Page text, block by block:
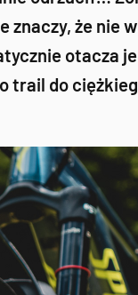
znaczy, że nie
otacza
do